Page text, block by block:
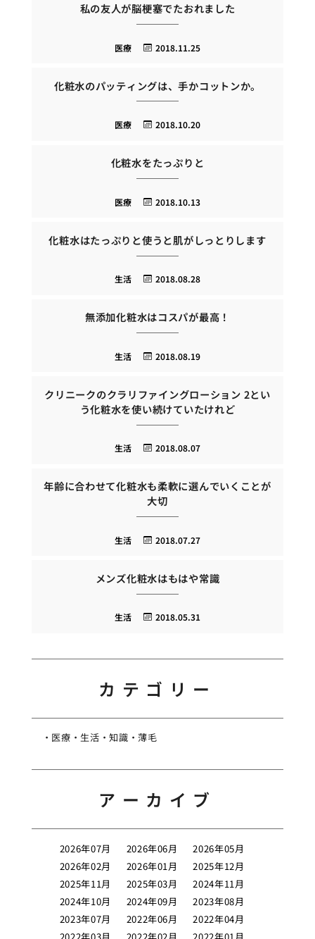
私の友人が脳梗塞でたおれました
2018.11.25
医療
化粧水のパッティングは、手かコットンか。
2018.10.20
医療
化粧水をたっぷりと
2018.10.13
医療
化粧水はたっぷりと使うと肌がしっとりします
2018.08.28
生活
無添加化粧水はコスパが最高！
2018.08.19
生活
クリニークのクラリファイングローション 2とい
う化粧水を使い続けていたけれど
2018.08.07
生活
年齢に合わせて化粧水も柔軟に選んでいくことが
大切
2018.07.27
生活
メンズ化粧水はもはや常識
2018.05.31
生活
カテゴリー
医療 生活 知識 薄毛
アーカイブ
2026年07月 2026年06月
2026年05月
2026年02月
2026年01月
2025年12月
2025年11月
2025年03月
2024年11月
2024年10月
2024年09月
2023年08月
2023年07月
2022年06月
2022年04月